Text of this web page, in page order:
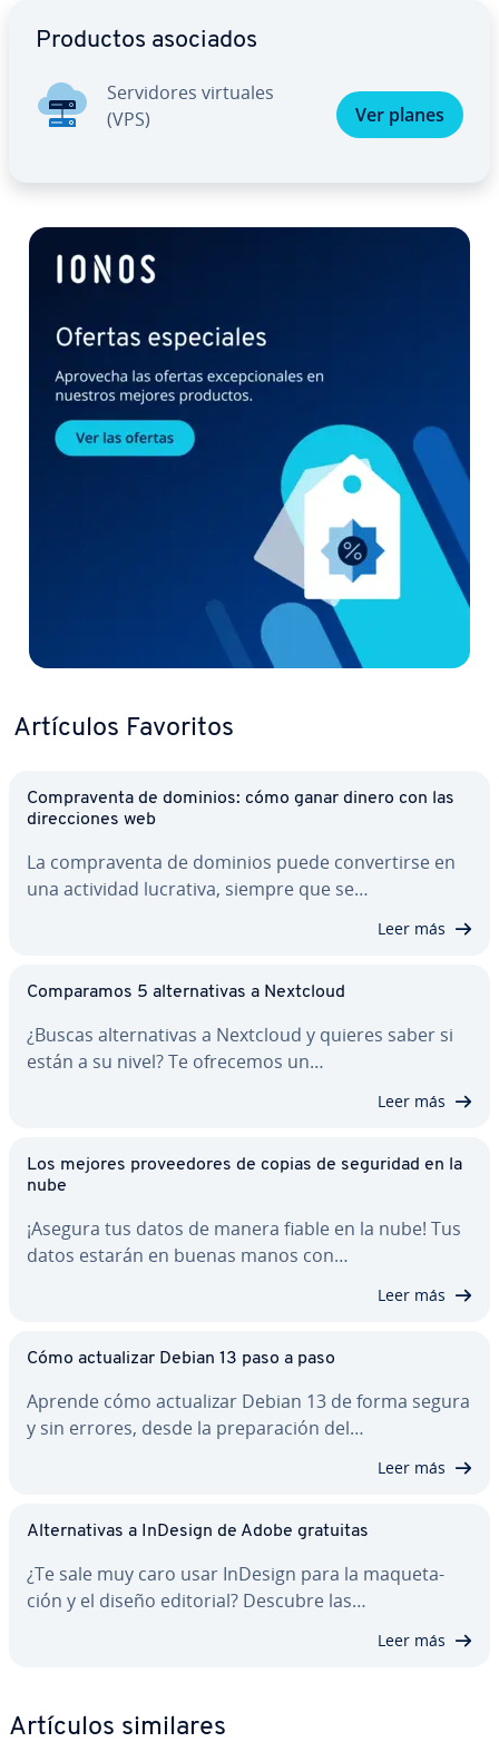
Productos asociados
Se­r­vi­do­res virtuales
(VPS)
Ver planes
Artículos Favoritos
Co­m­pra­ve­n­ta de dominios: cómo ganar dinero con las
di­re­c­cio­nes web
La co­m­pra­ve­n­ta de dominios puede co­n­ve­r­ti­r­se en
una actividad lucrativa, siempre que se…
Leer más
Co­m­pa­ra­mos 5 al­te­r­na­ti­vas a Nextcloud
¿Buscas al­te­r­na­ti­vas a Nextcloud y quieres saber si
están a su nivel? Te ofrecemos un…
Leer más
Los mejores pro­vee­do­res de copias de seguridad en la
nube
¡Asegura tus datos de manera fiable en la nube! Tus
datos estarán en buenas manos con…
Leer más
Cómo ac­tua­li­zar Debian 13 paso a paso
Aprende cómo ac­tua­li­zar Debian 13 de forma segura
y sin errores, desde la pre­pa­ra­ción del…
Leer más
Al­te­r­na­ti­vas a InDesign de Adobe gratuitas
¿Te sale muy caro usar InDesign para la ma­que­ta­
ción y el diseño editorial? Descubre las…
Leer más
Artículos similares